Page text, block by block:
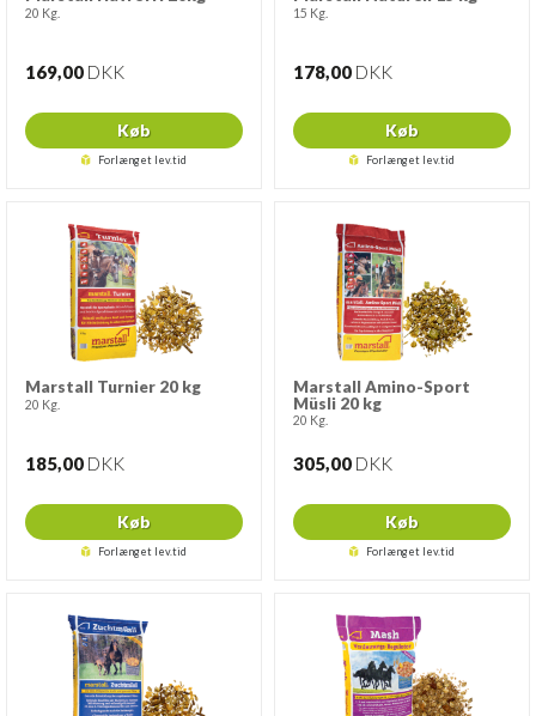
20 Kg.
169,00 DKK
Køb
Forlænget lev.tid
15 Kg.
178,00 DKK
Køb
Forlænget lev.tid
Marstall Turnier 20 kg
20 Kg.
185,00 DKK
Køb
Forlænget lev.tid
Marstall Amino-Sport
Müsli 20 kg
20 Kg.
305,00 DKK
Køb
Forlænget lev.tid